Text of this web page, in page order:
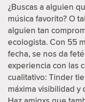
¿Buscas a alguien
música favorito? O
alguien tan
ecologista. Con 55
fecha, se nos da
experiencia con las
cualitativo: Tinder
máxima visibilidad